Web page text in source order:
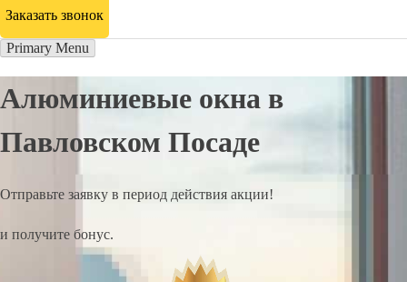
Заказать звонок
Primary Menu
Алюминиевые окна в
Павловском Посаде
Отправьте заявку в период действия акции!
и получите бонус.